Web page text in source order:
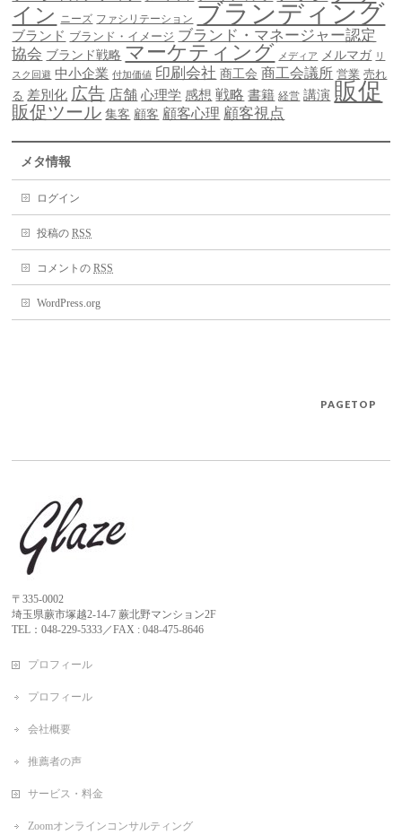
イン ニーズ ファシリテーション ブランディング
ブランド ブランド・イメージ ブランド・マネージャー認定
協会 ブランド戦略 マーケティング メディア メルマガ リ
スク回避 中小企業 付加価値 印刷会社 商工会 商工会議所 営業 売れ
る 差別化 広告 店舗 心理学 感想 戦略 書籍 経営 講演 販促
販促ツール 集客 顧客 顧客心理 顧客視点
メタ情報
ログイン
投稿のRSS
コメントのRSS
WordPress.org
PAGETOP
〒335-0002
埼玉県蕨市塚越2-14-7 蕨北野マンション2F
TEL：048-229-5333／FAX : 048-475-8646
プロフィール
プロフィール
会社概要
推薦者の声
サービス・料金
Zoomオンラインコンサルティング